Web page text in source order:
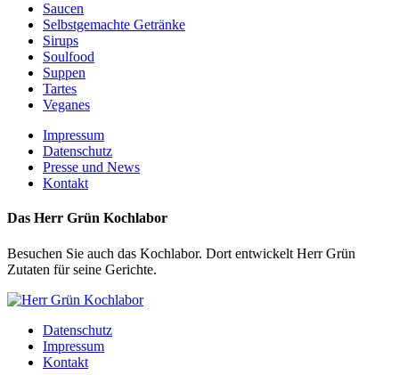
Saucen
Selbstgemachte Getränke
Sirups
Soulfood
Suppen
Tartes
Veganes
Impressum
Datenschutz
Presse und News
Kontakt
Das Herr Grün Kochlabor
Besuchen Sie auch das Kochlabor. Dort entwickelt Herr Grün
Zutaten für seine Gerichte.
Datenschutz
Impressum
Kontakt